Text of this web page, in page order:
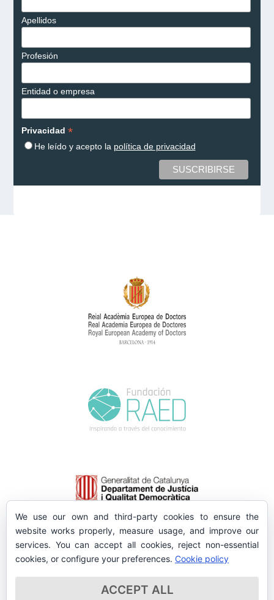
Apellidos
Profesión
Entidad o empresa
Privacidad *
He leído y acepto la política de privacidad
We use our own and third-party cookies to ensure the
website works properly, measure usage, and improve our
services. You can accept all cookies, reject non-essential
cookies, or configure your preferences. Cookie policy
ACCEPT ALL